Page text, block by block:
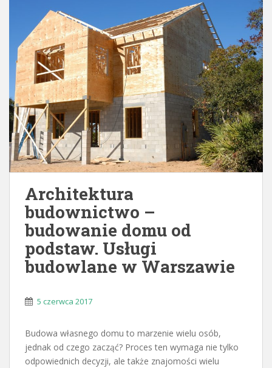
Architektura
budownictwo –
budowanie domu od
podstaw. Usługi
budowlane w Warszawie
5 czerwca 2017
Budowa własnego domu to marzenie wielu osób,
jednak od czego zacząć? Proces ten wymaga nie tylko
odpowiednich decyzji, ale także znajomości wielu